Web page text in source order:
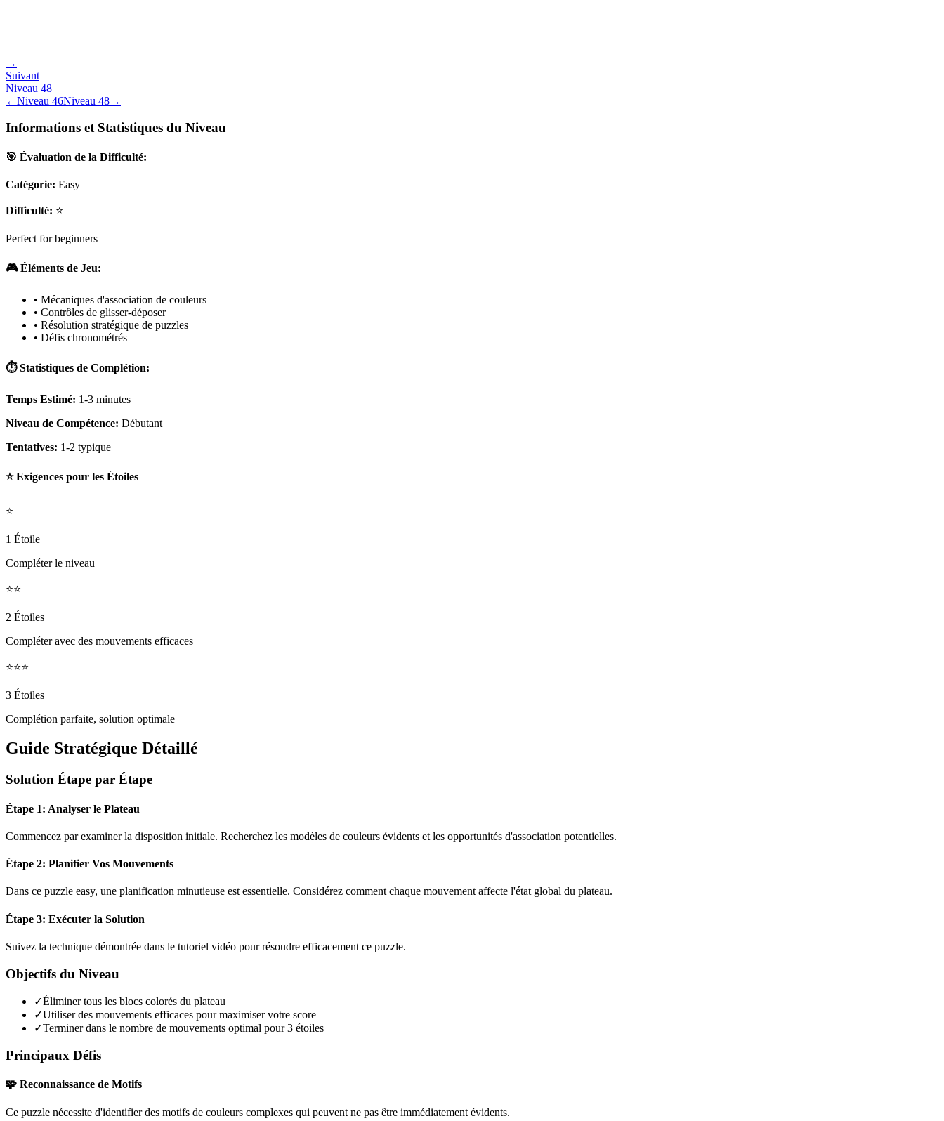
→
Suivant
Niveau 48
←Niveau 46Niveau 48→
Informations et Statistiques du Niveau
🎯 Évaluation de la Difficulté:
Catégorie: Easy
Difficulté: ⭐
Perfect for beginners
🎮 Éléments de Jeu:
• Mécaniques d'association de couleurs
• Contrôles de glisser-déposer
• Résolution stratégique de puzzles
• Défis chronométrés
⏱️ Statistiques de Complétion:
Temps Estimé: 1-3 minutes
Niveau de Compétence: Débutant
Tentatives: 1-2 typique
⭐ Exigences pour les Étoiles
⭐
1 Étoile
Compléter le niveau
⭐⭐
2 Étoiles
Compléter avec des mouvements efficaces
⭐⭐⭐
3 Étoiles
Complétion parfaite, solution optimale
Guide Stratégique Détaillé
Solution Étape par Étape
Étape 1: Analyser le Plateau
Commencez par examiner la disposition initiale. Recherchez les modèles de couleurs évidents et les opportunités d'association potentielles.
Étape 2: Planifier Vos Mouvements
Dans ce puzzle easy, une planification minutieuse est essentielle. Considérez comment chaque mouvement affecte l'état global du plateau.
Étape 3: Exécuter la Solution
Suivez la technique démontrée dans le tutoriel vidéo pour résoudre efficacement ce puzzle.
Objectifs du Niveau
✓Éliminer tous les blocs colorés du plateau
✓Utiliser des mouvements efficaces pour maximiser votre score
✓Terminer dans le nombre de mouvements optimal pour 3 étoiles
Principaux Défis
🧩 Reconnaissance de Motifs
Ce puzzle nécessite d'identifier des motifs de couleurs complexes qui peuvent ne pas être immédiatement évidents.